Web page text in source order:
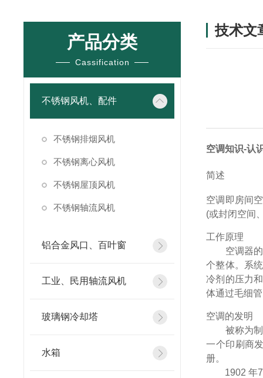
产品分类
Cassification
不锈钢风机、配件
不锈钢排烟风机
不锈钢离心风机
不锈钢屋顶风机
不锈钢轴流风机
铝合金风口、百叶窗
工业、民用轴流风机
玻璃钢冷却塔
水箱
技术文
空调知识-认
简述
空调即房间
(或封闭空间
工作原理
空调器的制
个整体。系
冷剂的压力
体通过毛细
空调的发明
被称为制冷
一个印刷商
册。
1902 年7月